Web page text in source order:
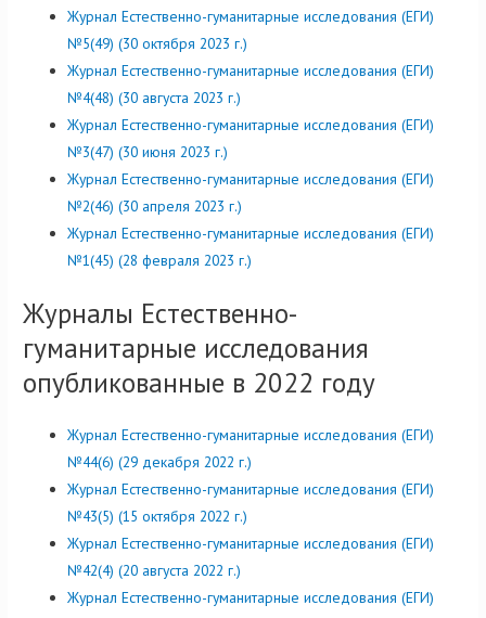
Журнал Естественно-гуманитарные исследования (ЕГИ)
№5(49) (30 октября 2023 г.)
Журнал Естественно-гуманитарные исследования (ЕГИ)
№4(48) (30 августа 2023 г.)
Журнал Естественно-гуманитарные исследования (ЕГИ)
№3(47) (30 июня 2023 г.)
Журнал Естественно-гуманитарные исследования (ЕГИ)
№2(46) (30 апреля 2023 г.)
Журнал Естественно-гуманитарные исследования (ЕГИ)
№1(45) (28 февраля 2023 г.)
Журналы Естественно-
гуманитарные исследования
опубликованные в 2022 году
Журнал Естественно-гуманитарные исследования (ЕГИ)
№44(6) (29 декабря 2022 г.)
Журнал Естественно-гуманитарные исследования (ЕГИ)
№43(5) (15 октября 2022 г.)
Журнал Естественно-гуманитарные исследования (ЕГИ)
№42(4) (20 августа 2022 г.)
Журнал Естественно-гуманитарные исследования (ЕГИ)